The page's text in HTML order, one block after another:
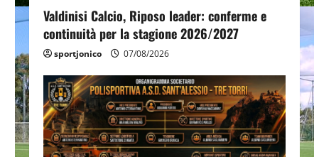
Valdinisi Calcio, Riposo leader: conferme e
continuità per la stagione 2026/2027
sportjonico 07/08/2026